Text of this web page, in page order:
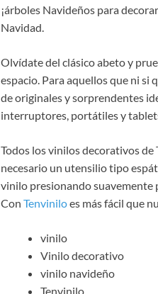
¡árboles Navideños para
Navidad.
Olvídate del clásico abeto y
espacio. Para aquellos que ni si
de originales y sorprendentes
interruptores, portátiles y
Todos los vinilos decorativos de
necesario un utensilio tipo
vinilo presionando suavemente
Con Tenviniloes más fácil que
vinilo
Vinilo decorativo
vinilo navideño
Tenvinilo